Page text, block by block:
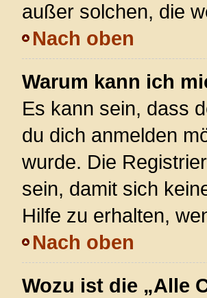
außer solchen, die
Nach oben
Warum kann ich
Es kann sein, dass
du dich anmelden
wurde. Die
sein, damit sich
Hilfe zu erhalten,
Nach oben
Wozu ist die „Alle